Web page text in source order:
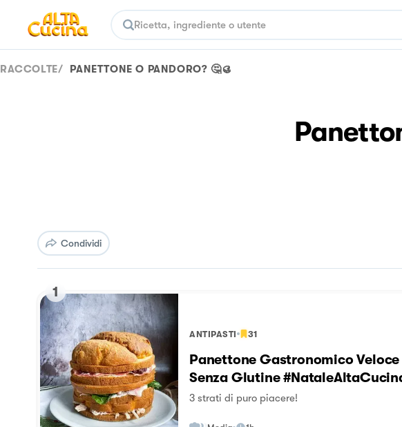
RACCOLTE/ PANETTONE O PANDORO? 🤔🥮
Condividi
1
ANTIPASTI 31
Panettone Gastronomico Veloce
Senza Glutine
3 strati di puro piacere!